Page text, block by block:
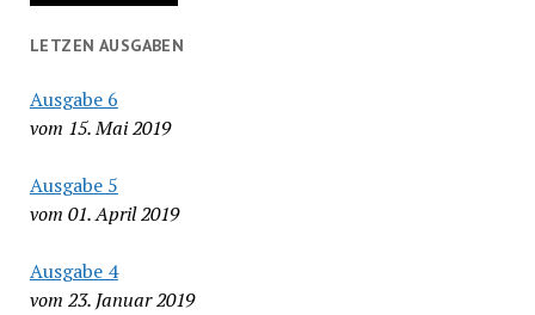
LETZEN AUSGABEN
Ausgabe 6
vom 15. Mai 2019
Ausgabe 5
vom 01. April 2019
Ausgabe 4
vom 23. Januar 2019